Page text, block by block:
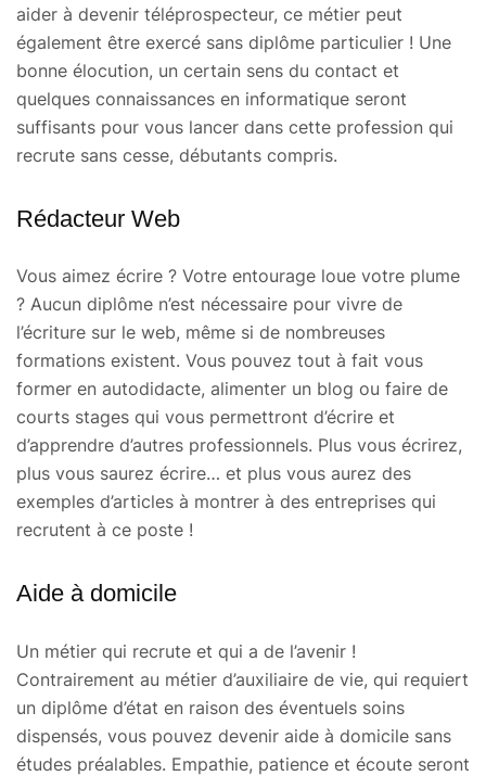
aider à devenir téléprospecteur, ce métier peut
également être exercé sans diplôme particulier ! Une
bonne élocution, un certain sens du contact et
quelques connaissances en informatique seront
suffisants pour vous lancer dans cette profession qui
recrute sans cesse, débutants compris.
Rédacteur Web
Vous aimez écrire ? Votre entourage loue votre plume
? Aucun diplôme n’est nécessaire pour vivre de
l’écriture sur le web, même si de nombreuses
formations existent. Vous pouvez tout à fait vous
former en autodidacte, alimenter un blog ou faire de
courts stages qui vous permettront d’écrire et
d’apprendre d’autres professionnels. Plus vous écrirez,
plus vous saurez écrire… et plus vous aurez des
exemples d’articles à montrer à des entreprises qui
recrutent à ce poste !
Aide à domicile
Un métier qui recrute et qui a de l’avenir !
Contrairement au métier d’auxiliaire de vie, qui requiert
un diplôme d’état en raison des éventuels soins
dispensés, vous pouvez devenir aide à domicile sans
études préalables. Empathie, patience et écoute seront